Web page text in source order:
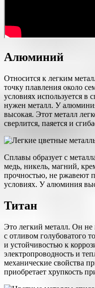
Алюминий
Относится к легким
точку плавления около
условиях используется в
нужен металл. У
высокая. Этот металл
сверлится, паяется и
Сплавы образует с
медь, никель, магний,
прочностью, не ржавеют
условиях. У алюминия
Титан
Это легкий металл. Он не
с отливом голубоватого
и устойчивостью к
электропроводность и
механические свойства
приобретает хрупкость